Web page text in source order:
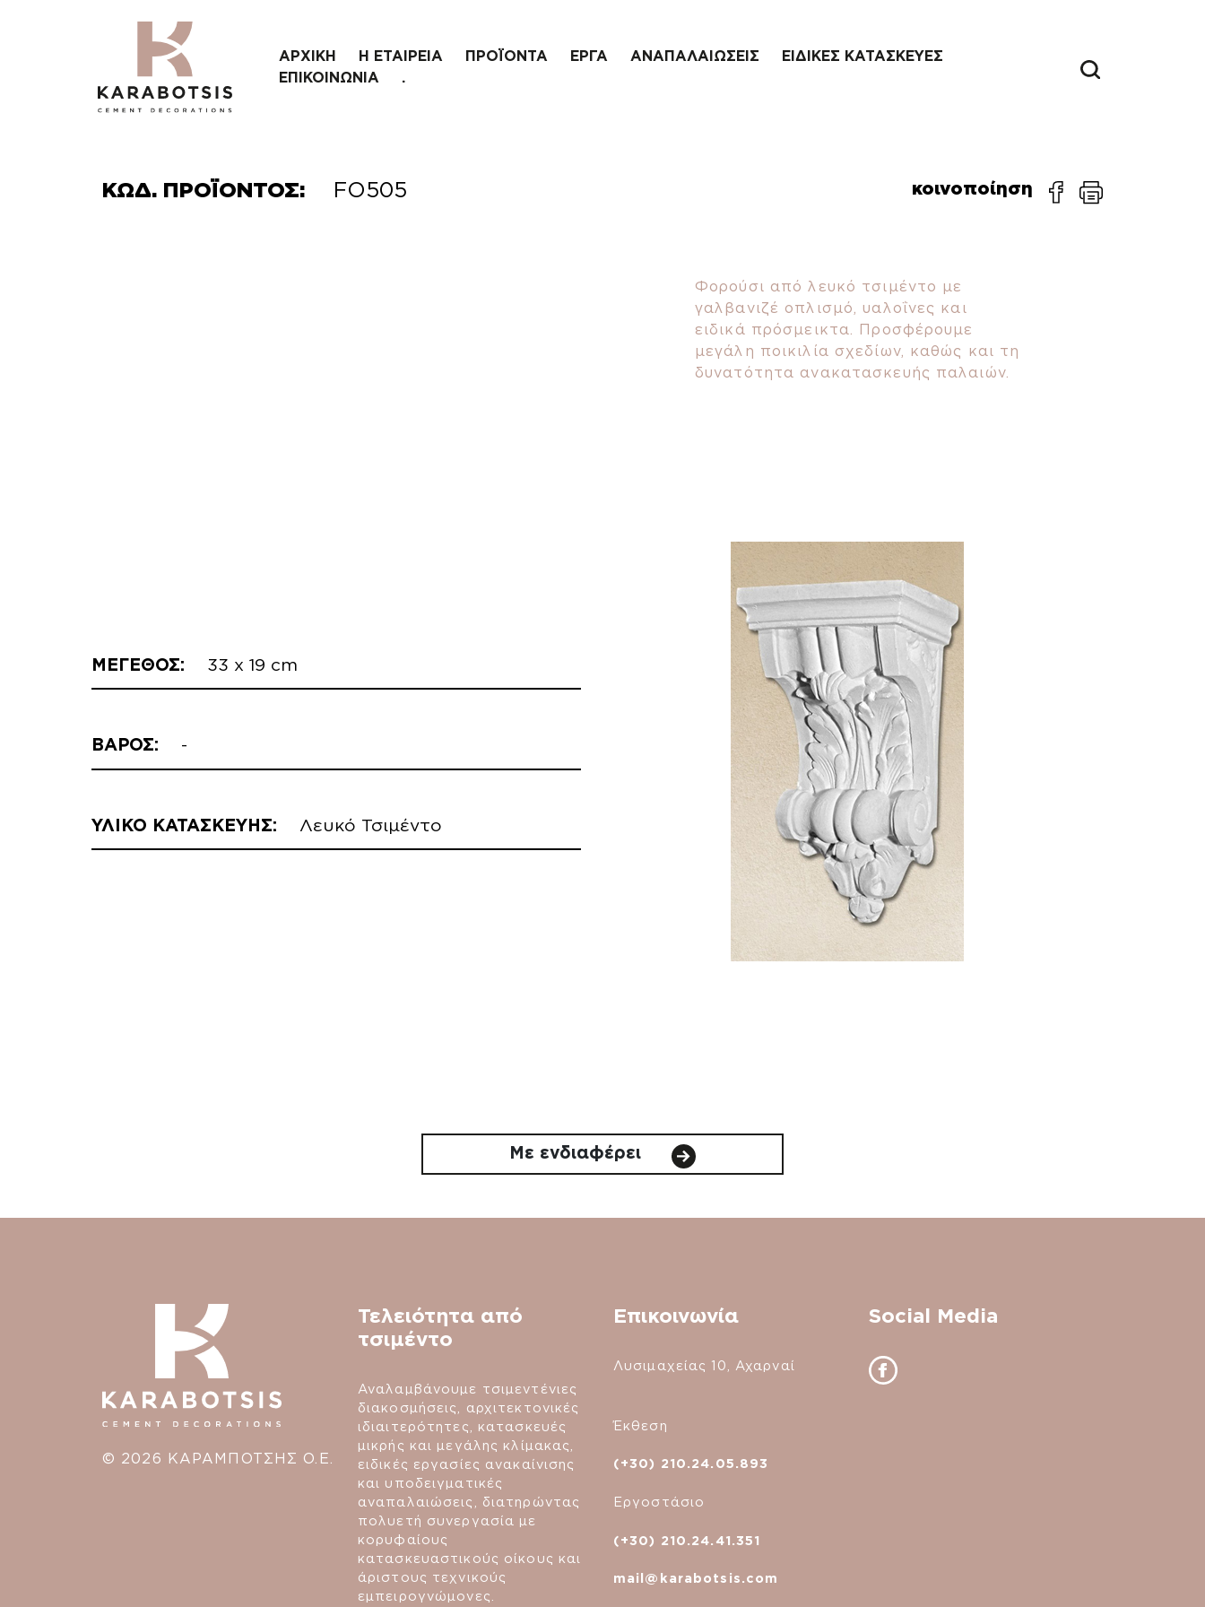
ΑΡΧΙΚΗ Η ΕΤΑΙΡΕΙΑ ΠΡΟΪΟΝΤΑ ΕΡΓΑ ΑΝΑΠΑΛΑΙΩΣΕΙΣ
ΕΙΔΙΚΕΣ ΚΑΤΑΣΚΕΥΕΣ
ΕΠΙΚΟΙΝΩΝΙΑ
.
ΚΩΔ. ΠΡΟΪΟΝΤΟΣ: FO505 κοινοποίηση
Φορούσι από λευκό τσιμέντο με
γαλβανιζέ οπλισμό, υαλοΐνες και
ειδικά πρόσμεικτα. Προσφέρουμε
μεγάλη ποικιλία σχεδίων, καθώς και τη
δυνατότητα ανακατασκευής παλαιών.
ΜΕΓΕΘΟΣ: 33 x 19 cm
ΒΑΡΟΣ: -
ΥΛΙΚΟ ΚΑΤΑΣΚΕΥΗΣ: Λευκό Τσιμέντο
Με ενδιαφέρει
© 2026 ΚΑΡΑΜΠΟΤΣΗΣ Ο.Ε.
Τελειότητα από
τσιμέντο
Αναλαμβάνουμε τσιμεντένιες
διακοσμήσεις, αρχιτεκτονικές
ιδιαιτερότητες, κατασκευές
μικρής και μεγάλης κλίμακας,
ειδικές εργασίες ανακαίνισης
και υποδειγματικές
αναπαλαιώσεις, διατηρώντας
πολυετή συνεργασία με
κορυφαίους
κατασκευαστικούς οίκους και
άριστους τεχνικούς
εμπειρογνώμονες.
Επικοινωνία
Λυσιμαχείας 10, Αχαρναί
Έκθεση
(+30) 210.24.05.893
Εργοστάσιο
(+30) 210.24.41.351
mail@karabotsis.com
Social Media